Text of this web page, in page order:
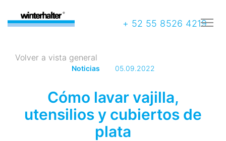
+ 52 55 8526 4219
Volver a vista general
Noticias 05.09.2022
Cómo lavar vajilla,
utensilios y cubiertos de
plata